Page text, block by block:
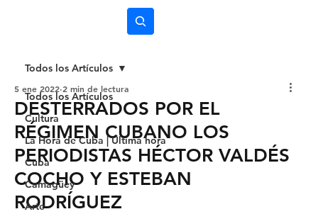
Todos los Artículos
Cultura
La Hora de Cuba | Última hora
Cuba
Camagüey
Arte
Todos los Artículos
DESTERRADOS POR EL
RÉGIMEN CUBANO LOS
PERIODISTAS HÉCTOR VALDÉS
COCHO Y ESTEBAN
RODRÍGUEZ
5 ene 2022 2 min de lectura